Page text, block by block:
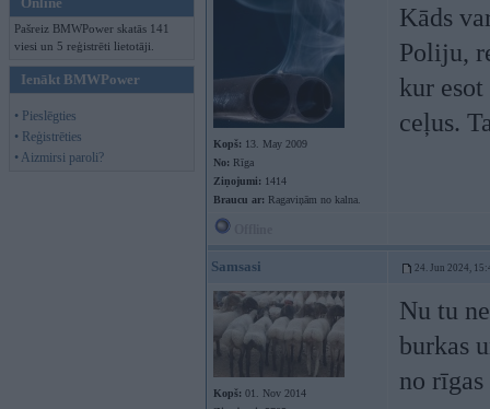
Pašreiz BMWPower skatās 141
viesi un 5 reģistrēti lietotāji.
Ienākt BMWPower
• Pieslēgties
• Reģistrēties
• Aizmirsi paroli?
Kopš: 13. May 2009
No: Rīga
Ziņojumi: 1414
Braucu ar: Ragaviņām no kalna.
Kāds
Poliju,
kur
ceļus.
Samsasi 24. Jun 2024,
Kopš: 01. Nov 2014
Nu tu
burkas
no rīgas